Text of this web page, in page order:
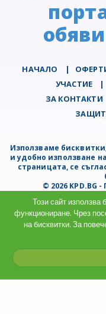
НАЧАЛО |
УЧАСТИЕ
|
ЗА КОНТАКТИ
Използваме
и удобно използване
страницата, се
© 2026 KPD.BG
Този сайт използва
функциониране. Чрез
на бисквитки. За